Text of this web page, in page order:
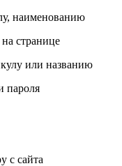
наименованию
странице
или названию
пароля
с сайта